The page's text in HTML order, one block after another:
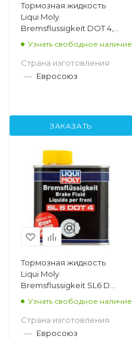
Тормозная жидкость
Liqui Moly
Bremsflussigkeit DOT 4,
Узнать свободное наличие
Страна изготовления
— Евросоюз
ЗАКАЗАТЬ
Тормозная жидкость
Liqui Moly
Bremsflussigkeit SL6 DOT
4 0,5л
Узнать свободное наличие
Страна изготовления
— Евросоюз